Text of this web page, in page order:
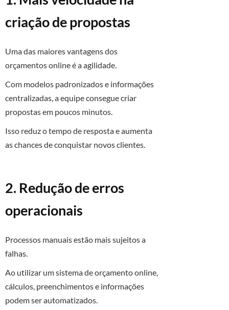
criação de propostas
Uma das maiores vantagens dos
orçamentos online é a agilidade.
Com modelos padronizados e informações
centralizadas, a equipe consegue criar
propostas em poucos minutos.
Isso reduz o tempo de resposta e aumenta
as chances de conquistar novos clientes.
2. Redução de erros
operacionais
Processos manuais estão mais sujeitos a
falhas.
Ao utilizar um sistema de orçamento online,
cálculos, preenchimentos e informações
podem ser automatizados.